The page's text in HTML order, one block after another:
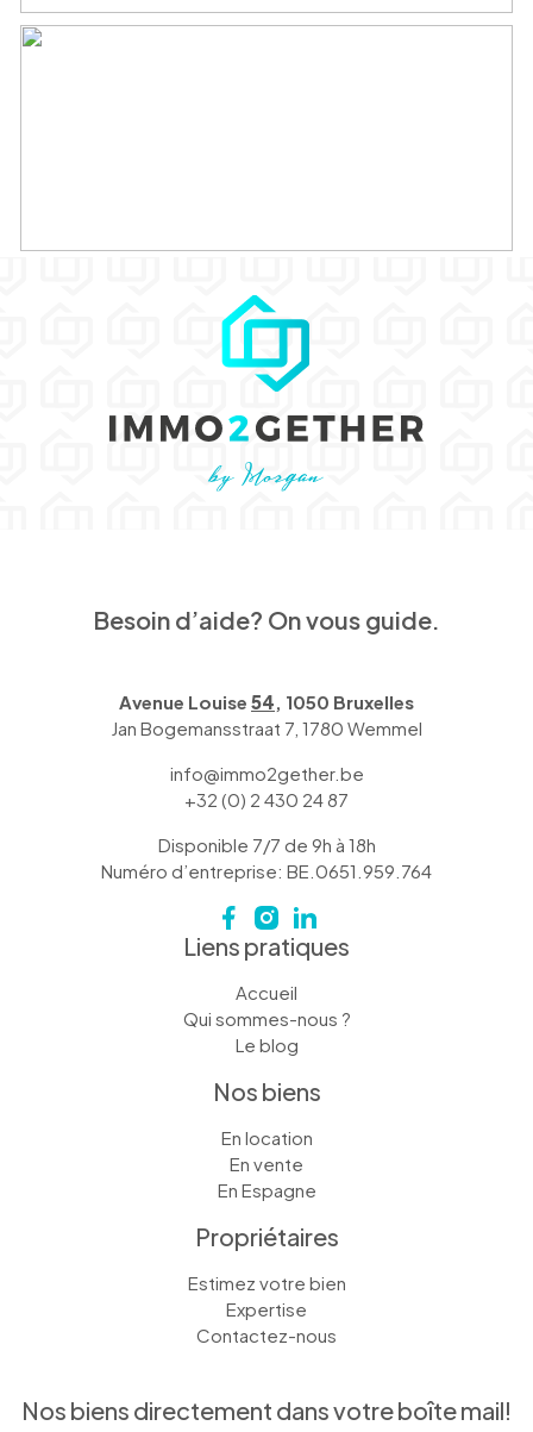
Besoin d’aide? On vous guide.
Avenue Louise 54 , 1050 Bruxelles
Jan Bogemansstraat 7, 1780 Wemmel
info@immo2gether.be
+32 (0) 2 430 24 87
Disponible 7/7 de 9h à 18h
Numéro d’entreprise: BE.0651.959.764
Liens pratiques
Accueil
Qui sommes-nous ?
Le blog
Nos biens
En location
En vente
En Espagne
Propriétaires
Estimez votre bien
Expertise
Contactez-nous
Nos biens directement dans votre boîte mail!